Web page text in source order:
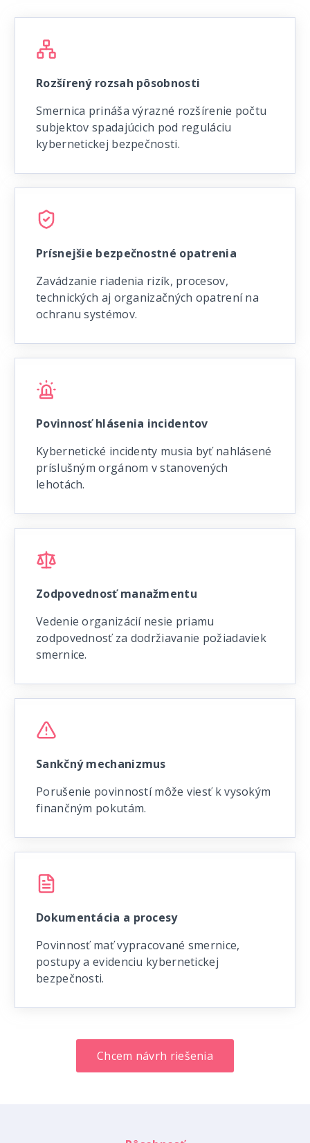
Rozšírený rozsah pôsobnosti
Smernica prináša výrazné rozšírenie počtu
subjektov spadajúcich pod reguláciu
kybernetickej bezpečnosti.
Prísnejšie bezpečnostné opatrenia
Zavádzanie riadenia rizík, procesov,
technických aj organizačných opatrení na
ochranu systémov.
Povinnosť hlásenia incidentov
Kybernetické incidenty musia byť nahlásené
príslušným orgánom v stanovených
lehotách.
Zodpovednosť manažmentu
Vedenie organizácií nesie priamu
zodpovednosť za dodržiavanie požiadaviek
smernice.
Sankčný mechanizmus
Porušenie povinností môže viesť k vysokým
finančným pokutám.
Dokumentácia a procesy
Povinnosť mať vypracované smernice,
postupy a evidenciu kybernetickej
bezpečnosti.
Chcem návrh riešenia